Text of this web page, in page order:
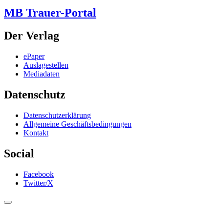
MB Trauer-Portal
Der Verlag
ePaper
Auslagestellen
Mediadaten
Datenschutz
Datenschutzerklärung
Allgemeine Geschäftsbedingungen
Kontakt
Social
Facebook
Twitter/X